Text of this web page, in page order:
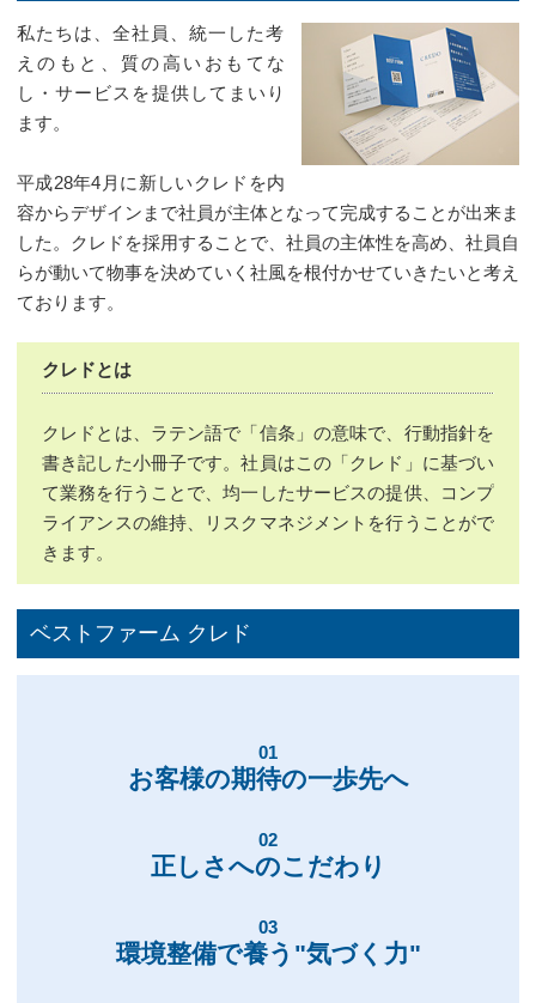
私たちは、全社員、統一した考
えのもと、質の高いおもてな
し・サービスを提供してまいり
ます。
平成28年4月に新しいクレドを内
容からデザインまで社員が主体となって完成することが出来ま
した。クレドを採用することで、社員の主体性を高め、社員自
らが動いて物事を決めていく社風を根付かせていきたいと考え
ております。
クレドとは
クレドとは、ラテン語で「信条」の意味で、行動指針を
書き記した小冊子です。社員はこの「クレド」に基づい
て業務を行うことで、均一したサービスの提供、コンプ
ライアンスの維持、リスクマネジメントを行うことがで
きます。
ベストファーム クレド
01
お客様の期待の一歩先へ
02
正しさへのこだわり
03
環境整備で養う"気づく力"